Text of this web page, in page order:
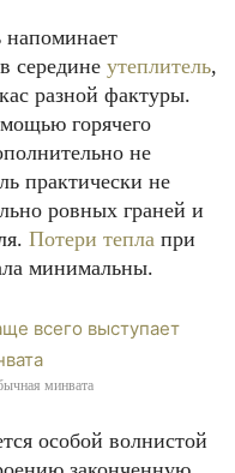
напоминает
середине утеплитель,
разной фактуры.
горячего
не
практически не
ровных граней и
Потери тепла при
минимальны.
минвата
особой волнистой